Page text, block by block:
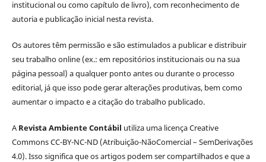
institucional ou como capítulo de livro), com reconhecimento de
autoria e publicação inicial nesta revista.
Os autores têm permissão e são estimulados a publicar e distribuir
seu trabalho online (ex.: em repositórios institucionais ou na sua
página pessoal) a qualquer ponto antes ou durante o processo
editorial, já que isso pode gerar alterações produtivas, bem como
aumentar o impacto e a citação do trabalho publicado.
ARevista Ambiente Contábil utiliza uma licença Creative
Commons CC-BY-NC-ND (Atribuição-NãoComercial – SemDerivações
4.0). Isso significa que os artigos podem ser compartilhados e que a